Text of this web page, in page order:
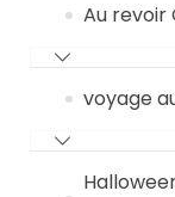
Au revoir
voyage